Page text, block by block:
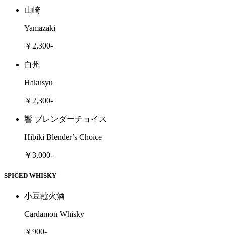
山崎
Yamazaki
￥2,300-
白州
Hakusyu
￥2,300-
響 ブレンダーチョイス
Hibiki Blender’s Choice
￥3,000-
SPICED WHISKY
小豆蒄火酒
Cardamon Whisky
￥900-